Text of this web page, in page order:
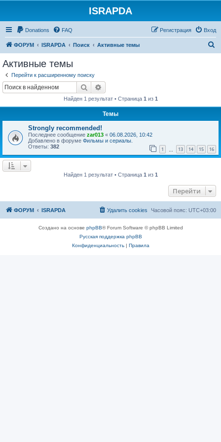
ISRAPDA
Donations FAQ Вход
Регистрация
ФОРУМ ISRAPDA Поиск Активные темы
Активные темы
Перейти к расширенному поиску
Поиск
Найден 1 результат • Страница 1 из 1
Темы
Strongly recommended!
Последнее сообщение zar013 « 06.08.2026, 10:42
Добавлено в форуме Фильмы и сериалы.
Ответы: 382 1 13 14 15 16
Найден 1 результат • Страница 1 из 1
Перейти
ФОРУМ ISRAPDA Часовой пояс: UTC+03:00
Удалить cookies
Создано на основе phpBB® Forum Software © phpBB Limited
Русская поддержка phpBB
Конфиденциальность| Правила